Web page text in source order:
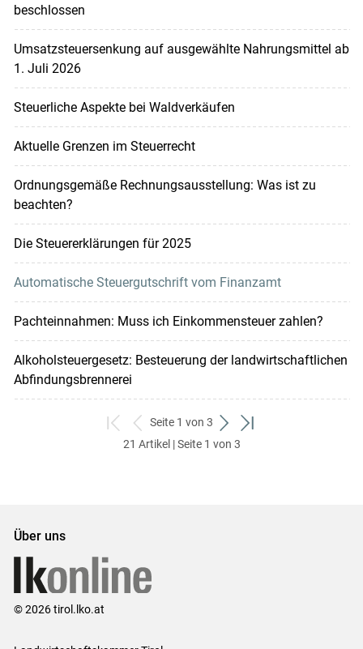
beschlossen
Umsatzsteuersenkung auf ausgewählte Nahrungsmittel ab
1. Juli 2026
Steuerliche Aspekte bei Waldverkäufen
Aktuelle Grenzen im Steuerrecht
Ordnungsgemäße Rechnungsausstellung: Was ist zu
beachten?
Die Steuererklärungen für 2025
Automatische Steuergutschrift vom Finanzamt
Pachteinnahmen: Muss ich Einkommensteuer zahlen?
Alkoholsteuergesetz: Besteuerung der landwirtschaftlichen
Abfindungsbrennerei
zum
ersten
zurück
zum
Seite 1 von 3
weiter
zum
zum
21 Artikel | Seite 1 von 3
Über uns
© 2026 tirol.lko.at